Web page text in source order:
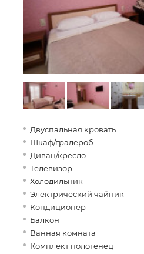
Двуспальная кровать
Шкаф/градероб
Диван/кресло
Телевизор
Холодильник
Электрический чайник
Кондиционер
Балкон
Ванная комната
Комплект полотенец